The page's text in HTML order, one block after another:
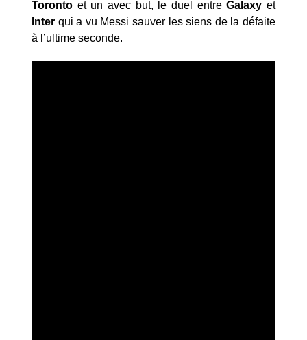
Toronto et un avec but, le duel entreGalaxy et
Inter qui a vu Messi sauver les siens de la défaite
à l’ultime seconde.